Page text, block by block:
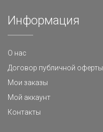
Информация
О нас
Договор публичной оферты
Мои заказы
Мой аккаунт
Контакты